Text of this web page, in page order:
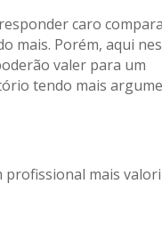
caro
mais. Porém, aqui
valer para um
tendo mais
profissional mais